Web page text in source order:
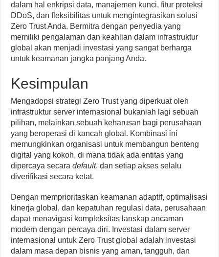
dalam hal enkripsi data, manajemen kunci, fitur proteksi
DDoS, dan fleksibilitas untuk mengintegrasikan solusi
Zero Trust Anda. Bermitra dengan penyedia yang
memiliki pengalaman dan keahlian dalam infrastruktur
global akan menjadi investasi yang sangat berharga
untuk keamanan jangka panjang Anda.
Kesimpulan
Mengadopsi strategi Zero Trust yang diperkuat oleh
infrastruktur server internasional bukanlah lagi sebuah
pilihan, melainkan sebuah keharusan bagi perusahaan
yang beroperasi di kancah global. Kombinasi ini
memungkinkan organisasi untuk membangun benteng
digital yang kokoh, di mana tidak ada entitas yang
dipercaya secaradefault, dan setiap akses selalu
diverifikasi secara ketat.
Dengan memprioritaskan keamanan adaptif, optimalisasi
kinerja global, dan kepatuhan regulasi data, perusahaan
dapat menavigasi kompleksitas lanskap ancaman
modern dengan percaya diri. Investasi dalam server
internasional untuk Zero Trust global adalah investasi
dalam masa depan bisnis yang aman, tangguh, dan